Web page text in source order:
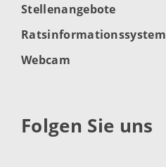
Stellenangebote
Ratsinformationssystem
Webcam
Folgen Sie uns